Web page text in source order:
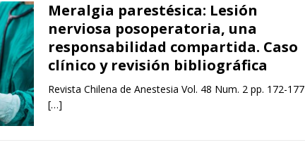
Meralgia parestésica: Lesión
nerviosa posoperatoria, una
responsabilidad compartida. Caso
clínico y revisión bibliográfica
Revista Chilena de Anestesia Vol. 48 Num. 2 pp. 172-177
[…]